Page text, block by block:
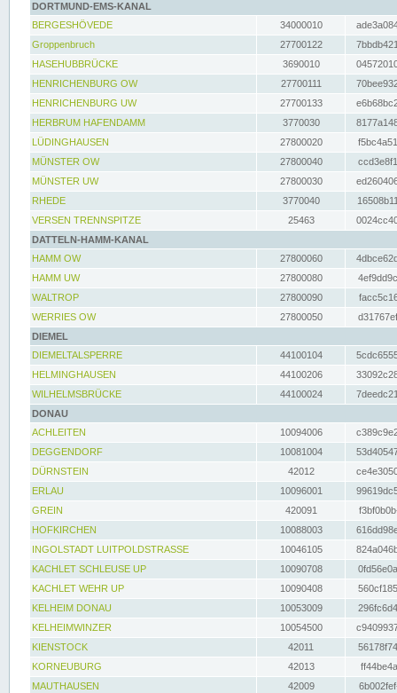
DORTMUND-EMS-KANAL
BERGESHÖVEDE
34000010
Groppenbruch
27700122
HASEHUBBRÜCKE
3690010
HENRICHENBURG OW
27700111
HENRICHENBURG UW
27700133
HERBRUM HAFENDAMM
3770030
LÜDINGHAUSEN
27800020
MÜNSTER OW
27800040
MÜNSTER UW
27800030
RHEDE
3770040
VERSEN TRENNSPITZE
25463
DATTELN-HAMM-KANAL
HAMM OW
27800060
HAMM UW
27800080
WALTROP
27800090
WERRIES OW
27800050
DIEMEL
DIEMELTALSPERRE
44100104
HELMINGHAUSEN
44100206
WILHELMSBRÜCKE
44100024
DONAU
ACHLEITEN
10094006
DEGGENDORF
10081004
DÜRNSTEIN
42012
ERLAU
10096001
GREIN
420091
HOFKIRCHEN
10088003
INGOLSTADT LUITPOLDSTRASSE
10046105
KACHLET SCHLEUSE UP
10090708
KACHLET WEHR UP
10090408
KELHEIM DONAU
10053009
KELHEIMWINZER
10054500
KIENSTOCK
42011
KORNEUBURG
42013
MAUTHAUSEN
42009